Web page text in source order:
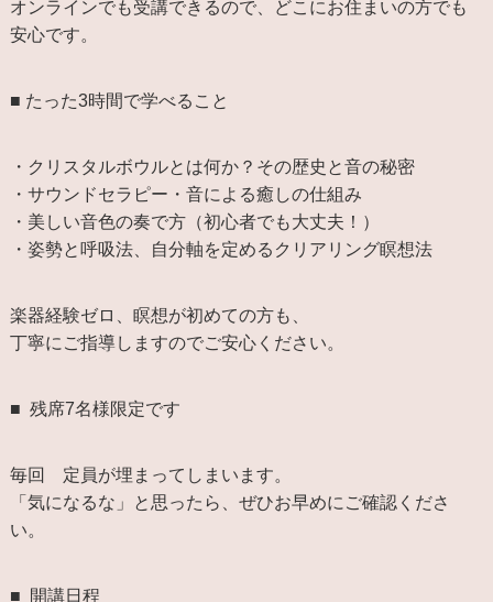
オンラインでも受講できるので、どこにお住まいの方でも
安心です。
■ たった3時間で学べること
・クリスタルボウルとは何か？その歴史と音の秘密
・サウンドセラピー・音による癒しの仕組み
・美しい音色の奏で方（初心者でも大丈夫！）
・姿勢と呼吸法、自分軸を定めるクリアリング瞑想法
楽器経験ゼロ、瞑想が初めての方も、
丁寧にご指導しますのでご安心ください。
■ 残席7名様限定です
毎回 定員が埋まってしまいます。
「気になるな」と思ったら、ぜひお早めにご確認くださ
い。
■ 開講日程